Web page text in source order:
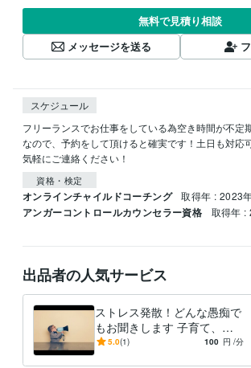
無料で見積り相談
メッセージを送る
スケジュール
フリーランスでお仕事をしている為空き時間が不定期
なので、予約をして頂けると確実です！土日も対応
気軽にご連絡ください！
資格・検定
オンラインチャイルドコーチング 取得年 : 2023
アンガーコントロールカウンセラー資格 取得年 :
出品者の人気サービス
ストレス発散！どんな愚痴で
もお聞きします 子育て、介
護、仕事、対人関係…ストレ
5.0(1) 100 円 /分